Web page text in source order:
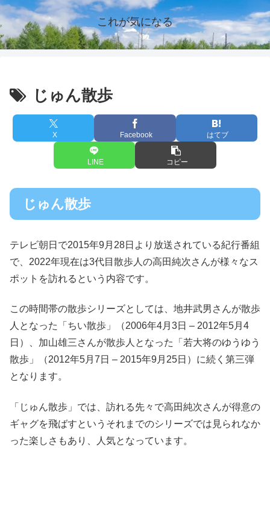
これが気になる
じゅん散歩
X Facebook はてブ
LINE コピー
じゅん散歩
テレビ朝日で2015年9月28日より放送されている紀行番組
で、2022年現在は3代目散歩人の高田純次さんが様々なス
ポットを訪れるという内容です。
この時間帯の散歩シリーズとしては、地井武男さんが散歩
人となった「ちい散歩」（2006年4月3日 – 2012年5月4
日）、加山雄三さんが散歩人となった「若大将のゆうゆう
散歩」（2012年5月7日 – 2015年9月25日）に続く第三弾
となります。
「じゅん散歩」では、訪れる先々で高田純次さんが得意の
ギャグを飛ばすというそれまでのシリーズでは見られなか
った楽しさもあり、人気となっています。